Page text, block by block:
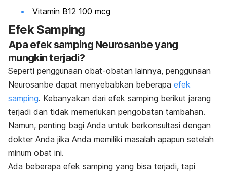
Vitamin B12 100 mcg
Efek Samping
Apa efek samping Neurosanbe yang
mungkin terjadi?
Seperti penggunaan obat-obatan lainnya, penggunaan
Neurosanbe dapat menyebabkan beberapa efek
samping. Kebanyakan dari efek samping berikut jarang
terjadi dan tidak memerlukan pengobatan tambahan.
Namun, penting bagi Anda untuk berkonsultasi dengan
dokter Anda jika Anda memiliki masalah apapun setelah
minum obat ini.
Ada beberapa efek samping yang bisa terjadi, tapi